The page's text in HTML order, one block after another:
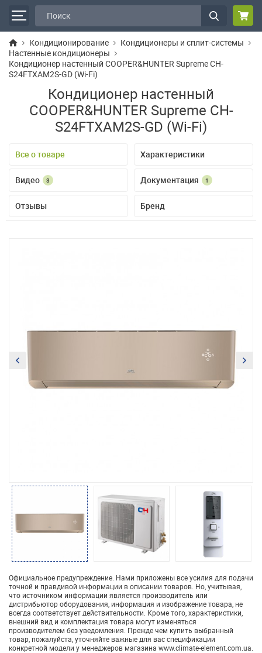
Кондиционирование
Кондиционеры и сплит-системы
Настенные кондиционеры
Кондиционер настенный COOPER&HUNTER Supreme CH-
S24FTXAM2S-GD (Wi-Fi)
Кондиционер настенный
COOPER&HUNTER Supreme CH-
S24FTXAM2S-GD (Wi-Fi)
Все о товаре Характеристики
Видео 3 Документация 1
Отзывы Бренд
Официальное предупреждение. Нами приложены все усилия для подачи
точной и правдивой информации в описании товаров. Но, учитывая,
что источником информации является производитель или
дистрибьютор оборудования, информация и изображение товара, не
всегда соответствует действительности. Кроме того, характеристики,
внешний вид и комплектация товара могут изменяться
производителем без уведомления. Прежде чем купить выбранный
товар, пожалуйста, уточняйте важные для вас спецификации
конкретной модели у менеджеров магазина www.climate-element.com.ua.